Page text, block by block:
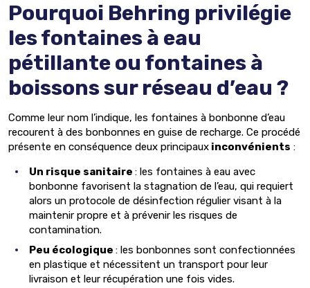
Pourquoi Behring privilégie
les fontaines à eau
pétillante ou fontaines à
boissons sur réseau d’eau ?
Comme leur nom l’indique, les fontaines à bonbonne d’eau
recourent à des bonbonnes en guise de recharge. Ce procédé
présente en conséquence deux principaux inconvénients :
Un risque sanitaire : les fontaines à eau avec
bonbonne favorisent la stagnation de l’eau, qui requiert
alors un protocole de désinfection régulier visant à la
maintenir propre et à prévenir les risques de
contamination.
Peu écologique : les bonbonnes sont confectionnées
en plastique et nécessitent un transport pour leur
livraison et leur récupération une fois vides.